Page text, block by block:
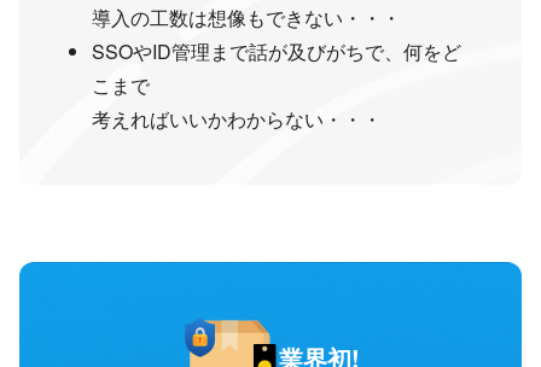
導入の工数は想像もできない・・・
SSOやID管理まで話が及びがちで、何をど
こまで
考えればいいかわからない・・・
業界初!